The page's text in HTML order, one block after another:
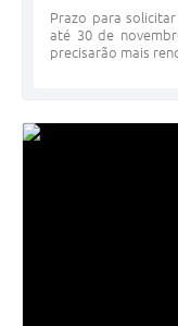
Prazo para
até 30 de
precisarão mais